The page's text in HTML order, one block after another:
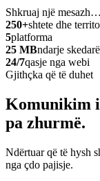
Shkruaj një mesazh…
250+shtete dhe
5platforma
25 MBndarje
24/7qasje nga webi
Gjithçka që të duhet
Komunikim
pa zhurmë.
Ndërtuar që të hysh
nga çdo pajisje.